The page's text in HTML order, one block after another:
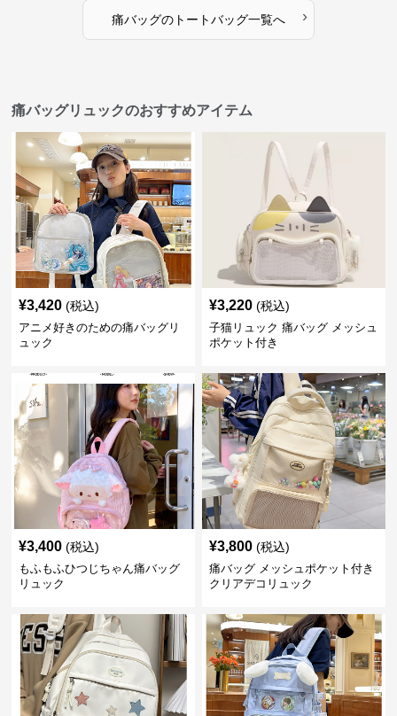
痛バッグのトートバッグ一覧へ ›
痛バッグリュックのおすすめアイテム
¥3,420 (税込)
アニメ好きのための痛バッグリ
ュック
¥3,220 (税込)
子猫リュック 痛バッグ メッシュ
ポケット付き
¥3,400 (税込)
もふもふひつじちゃん痛バッグ
リュック
¥3,800 (税込)
痛バッグ メッシュポケット付き
クリアデコリュック